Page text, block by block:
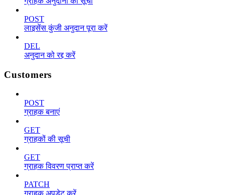
POST
लाइसेंस कुंजी अनुदान पूरा करें
DEL
अनुदान को रद्द करें
Customers
POST
ग्राहक बनाएं
GET
ग्राहकों की सूची
GET
ग्राहक विवरण प्राप्त करें
PATCH